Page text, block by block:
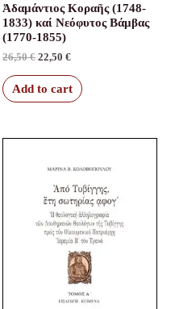
Ἀδαμάντιος Κοραῆς (1748-
1833) καί Νεόφυτος Βάμβας
(1770-1855)
26,50€ 22,50 €
Add to cart
was:
26,50 €.
is:
19,20 €.